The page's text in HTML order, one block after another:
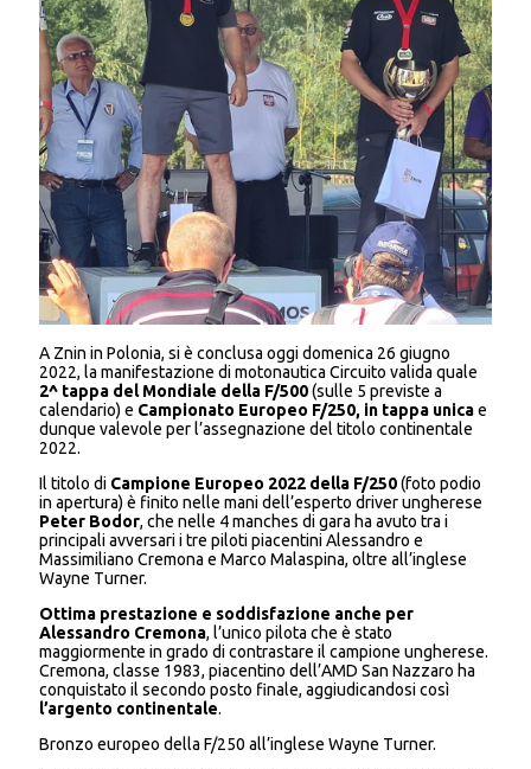
A Znin in Polonia, si è conclusa oggi domenica 26 giugno
2022, la manifestazione di motonautica Circuito valida quale
2^tappa del Mondiale della F/500(sulle 5 previste a
calendario) e Campionato Europeo F/250, in tappa unicae
dunque valevole per l’assegnazione del titolo continentale
2022.
Il titolo di Campione Europeo 2022 della F/250(foto podio
in apertura) è finito nelle mani dell’esperto driver ungherese
Peter Bodor, che nelle 4 manches di gara ha avuto tra i
principali avversari i tre piloti piacentini Alessandro e
Massimiliano Cremona e Marco Malaspina, oltre all’inglese
Wayne Turner.
Ottima prestazione e soddisfazione anche per
Alessandro Cremona, l’unico pilota che è stato
maggiormente in grado di contrastare il campione ungherese.
Cremona, classe 1983, piacentino dell’AMD San Nazzaro ha
conquistato il secondo posto finale, aggiudicandosi così
l’argento continentale.
Bronzo europeo della F/250 all’inglese Wayne Turner.